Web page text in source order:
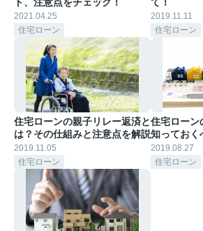
ト、注意点をチェック！
2021.04.25
住宅ローン
て！
2019.11.11
住宅ローン
住宅ローンの親子リレー返済と
は？その仕組みと注意点を解説
2019.11.05
住宅ローン
住宅ローン
知っておく
2019.08.27
住宅ローン